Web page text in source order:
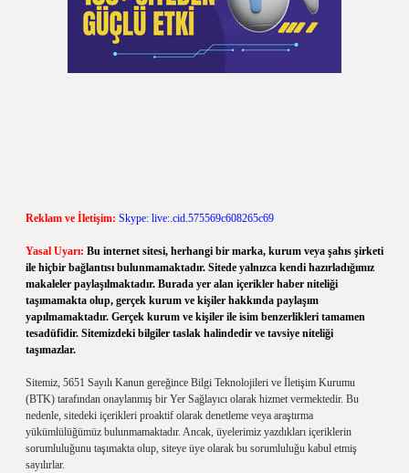
Reklam ve İletişim: Skype: live:.cid.575569c608265c69
Yasal Uyarı: Bu internet sitesi, herhangi bir marka, kurum veya şahıs şirketi
ile hiçbir bağlantısı bulunmamaktadır. Sitede yalnızca kendi hazırladığımız
makaleler paylaşılmaktadır. Burada yer alan içerikler haber niteliği
taşımamakta olup, gerçek kurum ve kişiler hakkında paylaşım
yapılmamaktadır. Gerçek kurum ve kişiler ile isim benzerlikleri tamamen
tesadüfidir. Sitemizdeki bilgiler taslak halindedir ve tavsiye niteliği
taşımazlar.
Sitemiz, 5651 Sayılı Kanun gereğince Bilgi Teknolojileri ve İletişim Kurumu
(BTK) tarafından onaylanmış bir Yer Sağlayıcı olarak hizmet vermektedir. Bu
nedenle, sitedeki içerikleri proaktif olarak denetleme veya araştırma
yükümlülüğümüz bulunmamaktadır. Ancak, üyelerimiz yazdıkları içeriklerin
sorumluluğunu taşımakta olup, siteye üye olarak bu sorumluluğu kabul etmiş
sayılırlar.